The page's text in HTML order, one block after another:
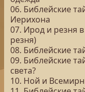
06. Библейские
Иерихона
07. Ирод и резня
резня)
08. Библейские
09. Библейские
света?
10. Ной и